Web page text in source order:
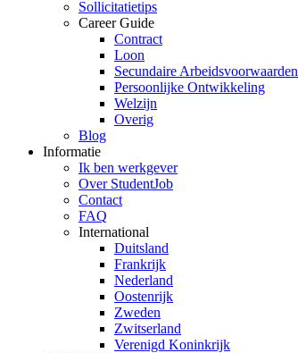
Sollicitatietips
Career Guide
Contract
Loon
Secundaire Arbeidsvoorwaarden
Persoonlijke Ontwikkeling
Welzijn
Overig
Blog
Informatie
Ik ben werkgever
Over StudentJob
Contact
FAQ
International
Duitsland
Frankrijk
Nederland
Oostenrijk
Zweden
Zwitserland
Verenigd Koninkrijk